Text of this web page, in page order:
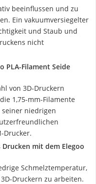
beeinflussen und zu
Ein vakuumversiegelter
und Staub und
nicht
PLA-Filament Seide
von 3D-Druckern
1,75-mm-Filamente
niedrigen
Drucker.
mit dem Elegoo
Schmelztemperatur,
Druckern zu arbeiten.